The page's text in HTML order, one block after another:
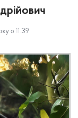
о 11:39